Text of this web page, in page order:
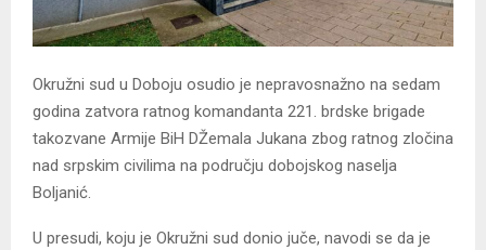
Okružni sud u Doboju osudio je nepravosnažno na sedam
godina zatvora ratnog komandanta 221. brdske brigade
takozvane Armije BiH DŽemala Jukana zbog ratnog zločina
nad srpskim civilima na području dobojskog naselja
Boljanić.
U presudi, koju je Okružni sud donio juče, navodi se da je